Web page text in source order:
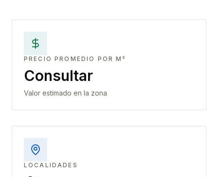
PRECIO PROMEDIO POR M²
Consultar
Valor estimado en la zona
LOCALIDADES